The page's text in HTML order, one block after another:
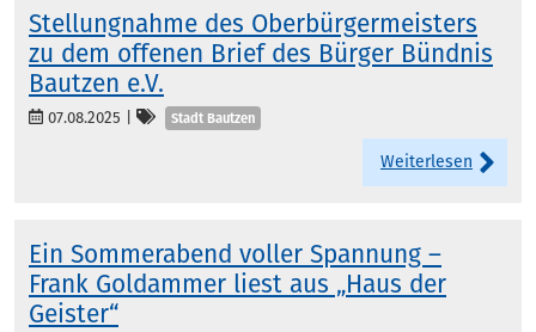
Stellungnahme des Oberbürgermeisters
zu dem offenen Brief des Bürger Bündnis
Bautzen e.V.
07.08.2025 Kategorien
Stadt Bautzen
Weiterlesen
Ein Sommerabend voller Spannung –
Frank Goldammer liest aus „Haus der
Geister“